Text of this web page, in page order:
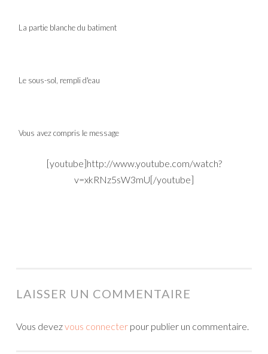
La partie blanche du batiment
Le sous-sol, rempli d'eau
Vous avez compris le message
[youtube]http://www.youtube.com/watch?
v=xkRNz5sW3mU[/youtube]
LAISSER UN COMMENTAIRE
Vous devezvous connecter pour publier un commentaire.